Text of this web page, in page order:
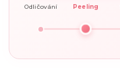
Odličování Peeling